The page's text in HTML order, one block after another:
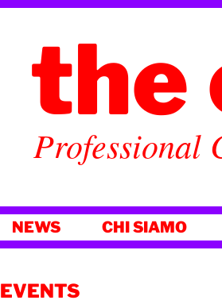
the
Professional
NEWS CHI SIAMO
EVENTS